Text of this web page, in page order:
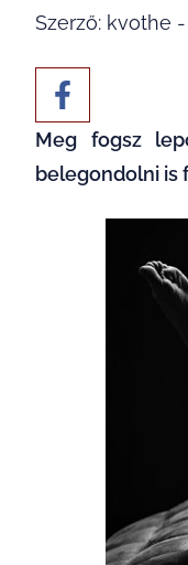
Szerző: kvothe -
Meg fogsz
belegondolni is